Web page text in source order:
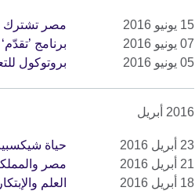
15 يونيو 2016
مصر تشترك
07 يونيو 2016
برنامج
05 يونيو 2016
بروتوكول
2016 أبريل
23 أبريل 2016
حياة شيكسبير:
21 أبريل 2016
مصر
18 أبريل 2016
العلم